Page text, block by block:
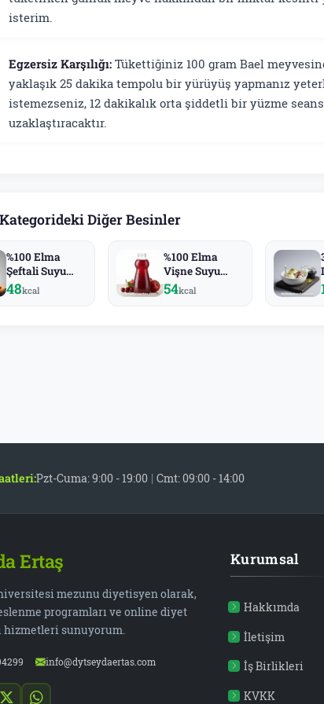
isterim.
Egzersiz Karşılığı: Tükettiğiniz 100 gram Bael
yaklaşık 25 dakika tempolu bir yürüyüş yapmanız
istemezseniz, 12 dakikalık orta şiddetli bir yüzme
uzaklaştıracaktır.
Diğer Besinler
%100 Elma
Şeftali Suyu
(Cappy)
48kcal
%100 Elma
Vişne Suyu
(Cappy)
54kcal
Pzt-Cuma: 9:00 - 19:00 | Cmt: 09:00 - 14:00
Ertaş
mezunu diyetisyen olarak,
programları ve online diyet
hizmetleri sunuyorum.
info@dytseydaertas.com
Kurumsal
Hakkımda
İletişim
İş Birlikleri
KVKK